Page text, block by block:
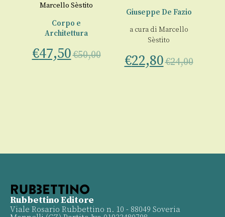
Marcello Sèstito
Corpo e
Architettura
€47,50€50,00
Giuseppe De Fazio
a cura di Marcello
Sèstito
€22,80€24,00
Rubbettino Editore
Viale Rosario Rubbettino n. 10 - 88049 Soveria